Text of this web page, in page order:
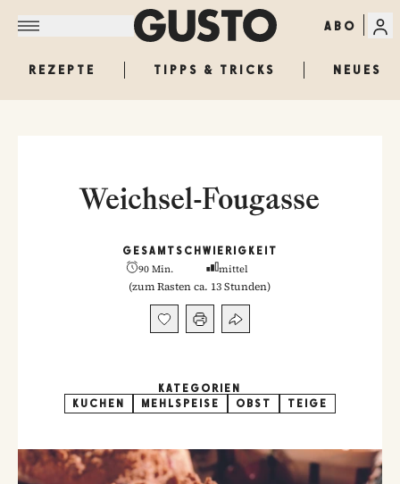
ABO
REZEPTE TIPPS & TRICKS NEUES
Weichsel-Fougasse
GESAMT
90 Min.
SCHWIERIGKEIT
mittel
(zum Rasten ca. 13 Stunden)
KATEGORIEN
KUCHEN
MEHLSPEISE OBST TEIGE